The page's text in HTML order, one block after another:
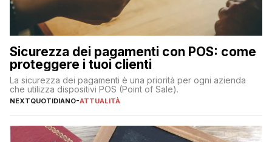
Sicurezza dei pagamenti con POS: come
proteggere i tuoi clienti
La sicurezza dei pagamenti è una priorità per ogni azienda
che utilizza dispositivi POS (Point of Sale).
NEXTQUOTIDIANO-ATTUALITÀ